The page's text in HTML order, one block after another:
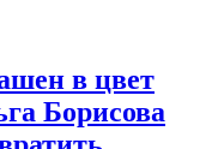
в цвет
Борисова